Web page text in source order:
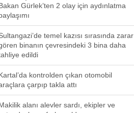
Gürlek’ten 2 olay için aydınlatma
temel kazısı sırasında zarar
binanın çevresindeki 3 bina daha
edildi
kontrolden çıkan otomobil
çarpıp takla attı
alanı alevler sardı, ekipler ve